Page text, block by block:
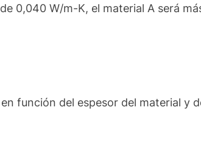
0,040 W/m-K, el material A será
función del espesor del material y